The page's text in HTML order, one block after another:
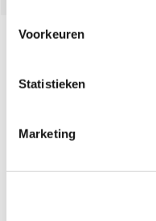
gegevensverwerking
Voorkeuren
Statistieken
Marketing
Online
webshop mag
⁠Verantwoorde